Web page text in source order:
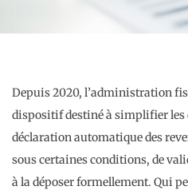
Depuis 2020, l’administration
dispositif destiné à simplifier les
déclaration automatique des
sous certaines conditions, de
à la déposer formellement. Qui